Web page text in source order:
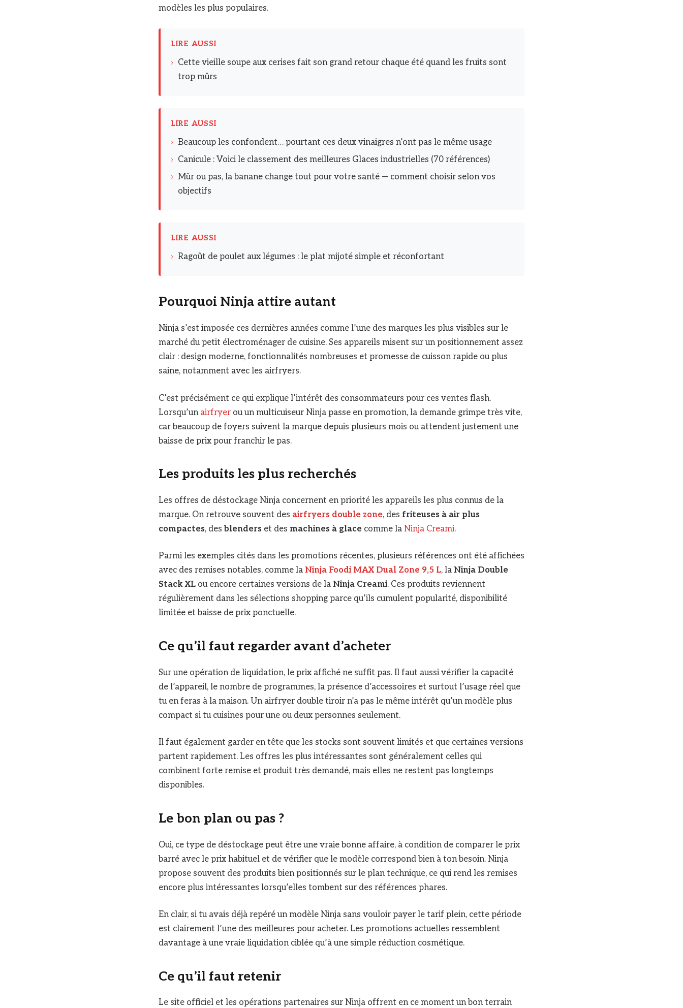
modèles les plus populaires.
LIRE AUSSI
› Cette vieille soupe aux cerises fait son grand retour chaque été quand les fruits sont
trop mûrs
LIRE AUSSI
› Beaucoup les confondent… pourtant ces deux vinaigres n’ont pas le même usage
› Canicule : Voici le classement des meilleures Glaces industrielles (70 références)
› Mûr ou pas, la banane change tout pour votre santé — comment choisir selon vos
objectifs
LIRE AUSSI
› Ragoût de poulet aux légumes : le plat mijoté simple et réconfortant
Pourquoi Ninja attire autant
Ninja s’est imposée ces dernières années comme l’une des marques les plus visibles sur le
marché du petit électroménager de cuisine. Ses appareils misent sur un positionnement assez
clair : design moderne, fonctionnalités nombreuses et promesse de cuisson rapide ou plus
saine, notamment avec les airfryers.
C’est précisément ce qui explique l’intérêt des consommateurs pour ces ventes flash.
Lorsqu’un airfryer ou un multicuiseur Ninja passe en promotion, la demande grimpe très vite,
car beaucoup de foyers suivent la marque depuis plusieurs mois ou attendent justement une
baisse de prix pour franchir le pas.
Les produits les plus recherchés
Les offres de déstockage Ninja concernent en priorité les appareils les plus connus de la
marque. On retrouve souvent des airfryers double zone, des friteuses à air plus
compactes, desblenders et des machines à glace comme la Ninja Creami.
Parmi les exemples cités dans les promotions récentes, plusieurs références ont été affichées
avec des remises notables, comme la Ninja Foodi MAX Dual Zone 9,5 L, la Ninja Double
Stack XL ou encore certaines versions de la Ninja Creami. Ces produits reviennent
régulièrement dans les sélections shopping parce qu’ils cumulent popularité, disponibilité
limitée et baisse de prix ponctuelle.
Ce qu’il faut regarder avant d’acheter
Sur une opération de liquidation, le prix affiché ne suffit pas. Il faut aussi vérifier la capacité
de l’appareil, le nombre de programmes, la présence d’accessoires et surtout l’usage réel que
tu en feras à la maison. Un airfryer double tiroir n’a pas le même intérêt qu’un modèle plus
compact si tu cuisines pour une ou deux personnes seulement.
Il faut également garder en tête que les stocks sont souvent limités et que certaines versions
partent rapidement. Les offres les plus intéressantes sont généralement celles qui
combinent forte remise et produit très demandé, mais elles ne restent pas longtemps
disponibles.
Le bon plan ou pas ?
Oui, ce type de déstockage peut être une vraie bonne affaire, à condition de comparer le prix
barré avec le prix habituel et de vérifier que le modèle correspond bien à ton besoin. Ninja
propose souvent des produits bien positionnés sur le plan technique, ce qui rend les remises
encore plus intéressantes lorsqu’elles tombent sur des références phares.
En clair, si tu avais déjà repéré un modèle Ninja sans vouloir payer le tarif plein, cette période
est clairement l’une des meilleures pour acheter. Les promotions actuelles ressemblent
davantage à une vraie liquidation ciblée qu’à une simple réduction cosmétique.
Ce qu’il faut retenir
Le site officiel et les opérations partenaires sur Ninja offrent en ce moment un bon terrain